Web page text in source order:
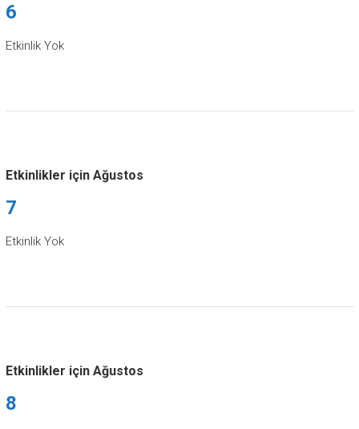
6
Etkinlik Yok
Etkinlikler için Ağustos
7
Etkinlik Yok
Etkinlikler için Ağustos
8